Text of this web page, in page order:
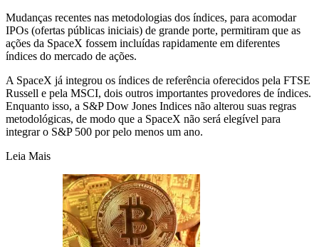
Mudanças recentes nas metodologias dos índices, para acomodar
IPOs (ofertas públicas iniciais) de grande porte, permitiram que as
ações da SpaceX fossem incluídas rapidamente em diferentes
índices do mercado de ações.
A SpaceX já integrou os índices de referência oferecidos pela FTSE
Russell e pela MSCI, dois outros importantes provedores de índices.
Enquanto isso, a S&P Dow Jones Indices não alterou suas regras
metodológicas, de modo que a SpaceX não será elegível para
integrar o S&P 500 por pelo menos um ano.
Leia Mais